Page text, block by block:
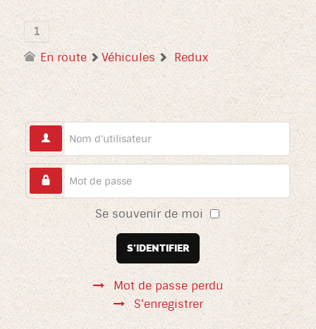
1
En route
Véhicules Redux
Se souvenir de moi
S'IDENTIFIER
Mot de passe perdu
S'enregistrer